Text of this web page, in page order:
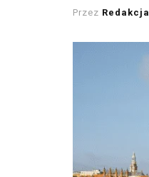
Przez Redakcja